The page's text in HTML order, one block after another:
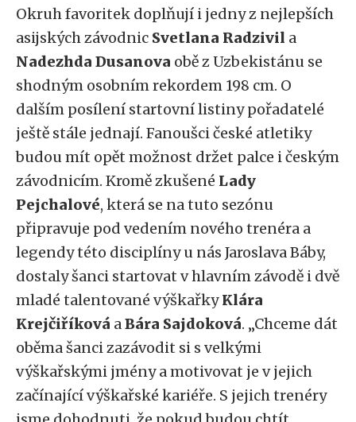
Okruh favoritek doplňují i jedny z nejlepších
asijských závodnic Svetlana Radzivil a
Nadezhda Dusanova obě z Uzbekistánu se
shodným osobním rekordem 198 cm. O
dalším posílení startovní listiny pořadatelé
ještě stále jednají. Fanoušci české atletiky
budou mít opět možnost držet palce i českým
závodnicím. Kromě zkušené Lady
Pejchalové, která se na tuto sezónu
připravuje pod vedením nového trenéra a
legendy této disciplíny u nás Jaroslava Báby,
dostaly šanci startovat v hlavním závodě i dvě
mladé talentované výškařkyKlára
Krejčiříková aBára Sajdoková. „Chceme dát
oběma šanci zazávodit si s velkými
výškařskými jmény a motivovat je v jejich
začínající výškařské kariéře. S jejich trenéry